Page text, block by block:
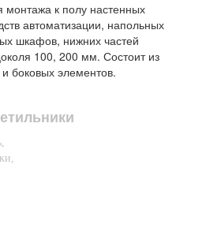
монтажа к полу настенных
автоматизации, напольных
шкафов, нижних частей
100, 200 мм. Состоит из
боковых элементов.